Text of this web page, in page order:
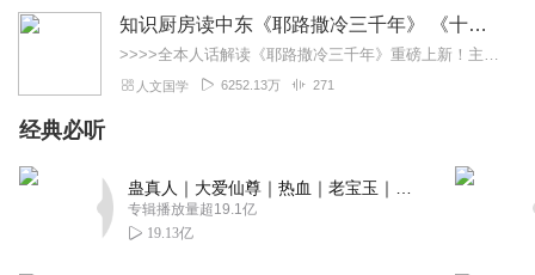
知识厨房读中东《耶路撒冷三千年》 《十字军的故事》《奥斯曼帝国与土耳其》人话解读 | 读懂巴以冲突、叙利亚
>>>>全本人话解读《耶路撒冷三千年》重磅上新！主讲人「知识厨房」全新解读，3次奔赴以色列，直击巴以冲突，他经历了什么？又会给我们带来什么？欢迎收听，参与抽奖！...
人文国学 6252.13万 271
经典必听
专辑播放量超19.1亿
19.13亿